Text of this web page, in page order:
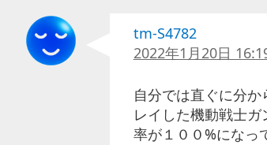
tm-S4782
2022年1月20日
自分では直ぐに分
レイした機動戦士
率が１００%になっ